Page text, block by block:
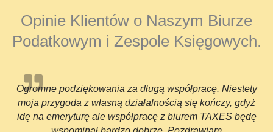
Opinie Klientów o Naszym Biurze
Podatkowym i Zespole Księgowych.
Ogromne podziękowania za długą współpracę. Niestety
moja przygoda z własną działalnością się kończy, gdyż
idę na emeryturę ale współpracę z biurem TAXES będę